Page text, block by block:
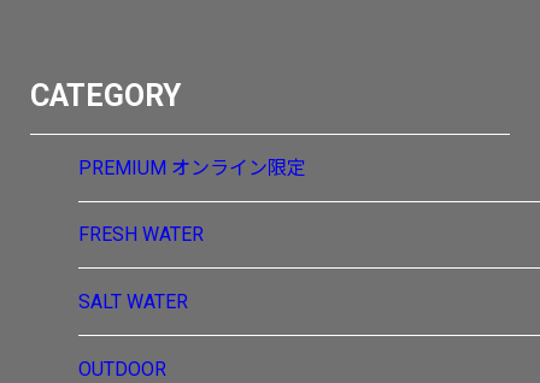
CATEGORY
PREMIUM オンライン限定
FRESH WATER
SALT WATER
OUTDOOR